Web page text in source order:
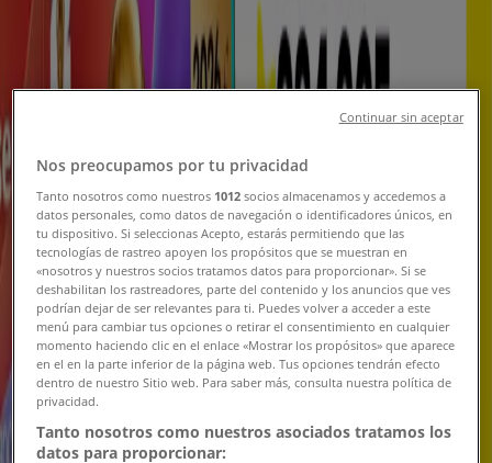
Nuevo
Payless
Vence el 2/9Sabaneta
Olímpica
Ofertas exclusivas para nuestros clientes
Vence el 17/8Sabaneta
Olímpica
Nos preocupamos por tu privacidad
Tanto nosotros como nuestros 1012 socios almacenamos y accedemos a
datos personales, como datos de navegación o identificadores únicos, en
tu dispositivo. Si seleccionas Acepto, estarás permitiendo que las
tecnologías de rastreo apoyen los propósitos que se muestran en
«nosotros y nuestros socios tratamos datos para proporcionar». Si se
deshabilitan los rastreadores, parte del contenido y los anuncios que ves
podrían dejar de ser relevantes para ti. Puedes volver a acceder a este
menú para cambiar tus opciones o retirar el consentimiento en cualquier
momento haciendo clic en el enlace «Mostrar los propósitos» que aparece
en el en la parte inferior de la página web. Tus opciones tendrán efecto
dentro de nuestro Sitio web. Para saber más, consulta nuestra política de
privacidad.
Tanto nosotros como nuestros asociados tratamos los
datos para proporcionar:
Continuar sin aceptar